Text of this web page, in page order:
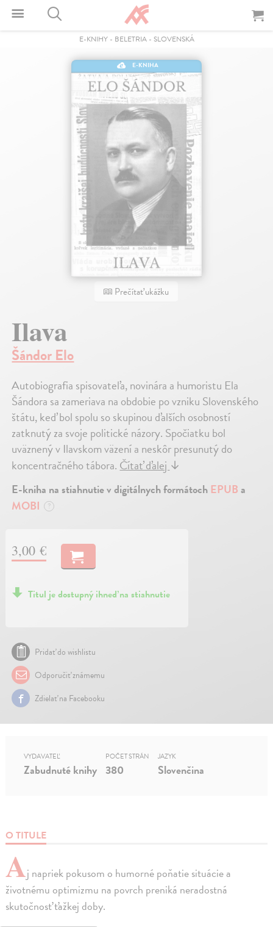
E-KNIHY- BELETRIA- SLOVENSKÁ
E-KNIHA
Prečítať ukážku
Ilava
Šándor Elo
Autobiografia spisovateľa, novinára a humoristu Ela
Šándora sa zameriava na obdobie po vzniku Slovenského
štátu, keď bol spolu so skupinou ďalších osobností
zatknutý za svoje politické názory. Spočiatku bol
uväznený v Ilavskom väzení a neskôr presunutý do
koncentračného tábora. Čítať ďalej ↓
E-kniha na stiahnutie v digitálnych formátoch EPUBa
MOBI
?
3,00 €
Titul je dostupný ihneď na stiahnutie
Pridať do wishlistu
Odporučiť známemu
Zdielať na Facebooku
O TITULE
Aj napriek pokusom o humorné poňatie situácie a
životnému optimizmu na povrch preniká neradostná
skutočnosť ťažkej doby.
VYDAVATEĽ
Zabudnuté knihy
POČET STRÁN
380
JAZYK
Slovenčina